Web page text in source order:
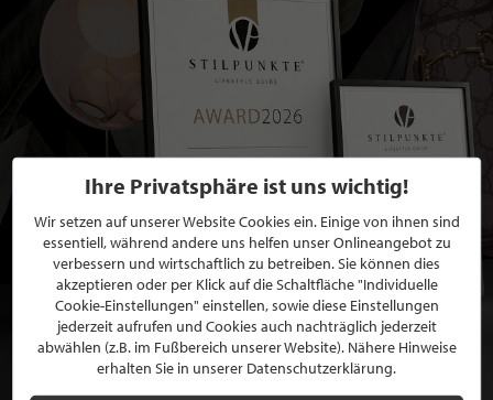
BEWERBEN SIE SICH FÜR EINE GRATIS
MITGLIEDSCHAFT BEI STILPUNKTE®
Ihre Privatsphäre ist uns wichtig!
Wir setzen auf unserer Website Cookies ein. Einige von ihnen sind
essentiell, während andere uns helfen unser Onlineangebot zu
verbessern und wirtschaftlich zu betreiben. Sie können dies
akzeptieren oder per Klick auf die Schaltfläche "Individuelle
Cookie-Einstellungen" einstellen, sowie diese Einstellungen
jederzeit aufrufen und Cookies auch nachträglich jederzeit
abwählen (z.B. im Fußbereich unserer Website). Nähere Hinweise
erhalten Sie in unserer Datenschutzerklärung.